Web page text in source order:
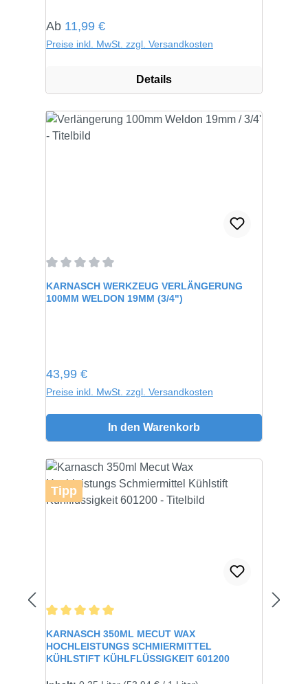
Regulärer Preis:
Ab 11,99 €
Preise inkl. MwSt. zzgl. Versandkosten
Details
Durchschnittliche Bewertung von 0 von 5 Sternen
KARNASCH WERKZEUG VERLÄNGERUNG
100MM WELDON 19MM (3/4")
Regulärer Preis:
43,99 €
Preise inkl. MwSt. zzgl. Versandkosten
In den Warenkorb
Tipp
KARNASCH 350ML MECUT WAX
HOCHLEISTUNGS SCHMIERMITTEL
KÜHLSTIFT KÜHLFLÜSSIGKEIT 601200